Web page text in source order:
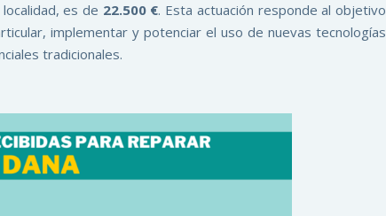
es de 22.500 €. Esta actuación responde al objetivo
implementar y potenciar el uso de nuevas tecnologías
tradicionales.